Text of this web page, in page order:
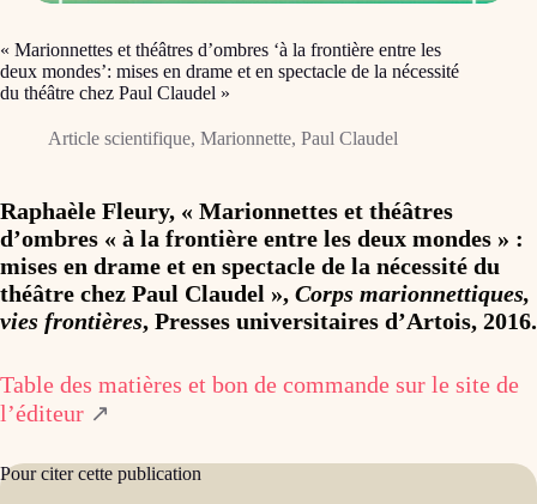
« Marionnettes et théâtres d’ombres ‘à la frontière entre les
deux mondes’: mises en drame et en spectacle de la nécessité
du théâtre chez Paul Claudel »
Article scientifique, Marionnette, Paul Claudel
Raphaèle Fleury, « Marionnettes et théâtres
d’ombres « à la frontière entre les deux mondes » :
mises en drame et en spectacle de la nécessité du
théâtre chez Paul Claudel », Corps marionnettiques,
vies frontières, Presses universitaires d’Artois, 2016.
Table des matières et bon de commande sur le site de
l’éditeur ↗
Pour citer cette publication